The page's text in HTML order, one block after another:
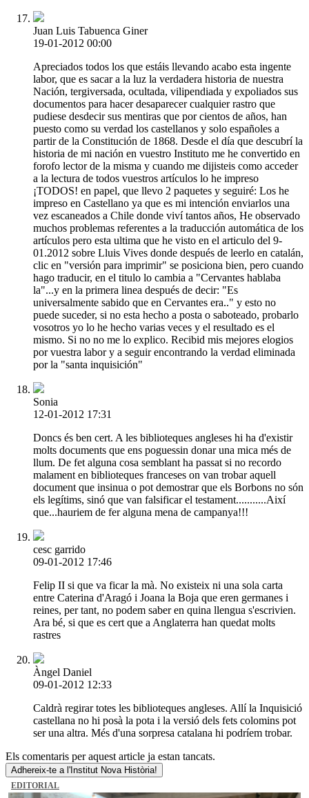
Juan Luis Tabuenca Giner
19-01-2012 00:00
Apreciados todos los que estáis llevando acabo esta ingente
labor, que es sacar a la luz la verdadera historia de nuestra
Nación, tergiversada, ocultada, vilipendiada y expoliados sus
documentos para hacer desaparecer cualquier rastro que
pudiese desdecir sus mentiras que por cientos de años, han
puesto como su verdad los castellanos y solo españoles a
partir de la Constitución de 1868. Desde el día que descubrí la
historia de mi nación en vuestro Instituto me he convertido en
forofo lector de la misma y cuando me dijisteis como acceder
a la lectura de todos vuestros artículos lo he impreso
¡TODOS! en papel, que llevo 2 paquetes y seguiré: Los he
impreso en Castellano ya que es mi intención enviarlos una
vez escaneados a Chile donde viví tantos años, He observado
muchos problemas referentes a la traducción automática de los
artículos pero esta ultima que he visto en el articulo del 9-
01.2012 sobre Lluis Vives donde después de leerlo en catalán,
clic en "versión para imprimir" se posiciona bien, pero cuando
hago traducir, en el titulo lo cambia a "Cervantes hablaba
la"...y en la primera linea después de decir: "Es
universalmente sabido que en Cervantes era.." y esto no
puede suceder, si no esta hecho a posta o saboteado, probarlo
vosotros yo lo he hecho varias veces y el resultado es el
mismo. Si no no me lo explico. Recibid mis mejores elogios
por vuestra labor y a seguir encontrando la verdad eliminada
por la "santa inquisición"
Sonia
12-01-2012 17:31
Doncs és ben cert. A les biblioteques angleses hi ha d'existir
molts documents que ens poguessin donar una mica més de
llum. De fet alguna cosa semblant ha passat si no recordo
malament en biblioteques franceses on van trobar aquell
document que insinua o pot demostrar que els Borbons no són
els legítims, sinó que van falsificar el testament...........Així
que...hauriem de fer alguna mena de campanya!!!
cesc garrido
09-01-2012 17:46
Felip II si que va ficar la mà. No existeix ni una sola carta
entre Caterina d'Aragó i Joana la Boja que eren germanes i
reines, per tant, no podem saber en quina llengua s'escrivien.
Ara bé, si que es cert que a Anglaterra han quedat molts
rastres
Àngel Daniel
09-01-2012 12:33
Caldrà regirar totes les biblioteques angleses. Allí la Inquisició
castellana no hi posà la pota i la versió dels fets colomins pot
ser una altra. Més d'una sorpresa catalana hi podríem trobar.
Els comentaris per aquest article ja estan tancats.
Adhereix-te a l'Institut Nova Història!
EDITORIAL